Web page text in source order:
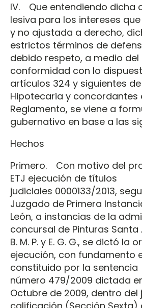
IV. Que entendiendo dicha
lesiva para los intereses
y no ajustada a derecho,
estrictos términos de
debido respeto, a medio
conformidad con lo
artículos 324 y siguientes de
Hipotecaria y concordantes
Reglamento, se viene a
gubernativo en base a las
Hechos
Primero. Con motivo del
ETJ ejecución de títulos
judiciales 0000133/2013,
Juzgado de Primera
León, a instancias de la
concursal de Pinturas Santa
B. M. P. y E. G. G., se dictó la
ejecución, con fundamento
constituido por la sentencia
número 479/2009 dictada
Octubre de 2009, dentro del